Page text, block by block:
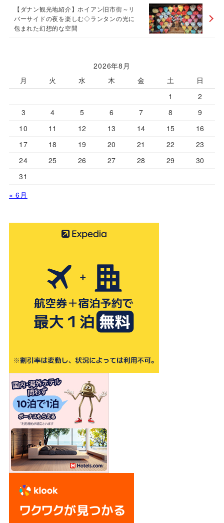
【ダナン観光地紹介】ホイアン旧市街～リ
バーサイドの夜を楽しむ◇ランタンの光に
包まれた幻想的な空間
2026年8月
月
火 水 木 金 土
日
1
2
3
4 5 6 7 8
9
10
11 12 13 14 15
16
17
18 19 20 21 22
23
24
25 26 27 28 29
30
31
« 6月